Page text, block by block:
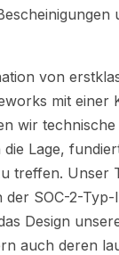
von
mit einer
wir technische
Lage,
treffen. Unser
der SOC-2-
Design
auch deren